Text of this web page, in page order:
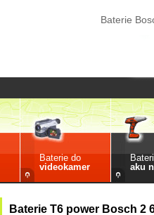
Baterie
Baterie do
videokamer
aku
Baterie T6 power Bosch 2